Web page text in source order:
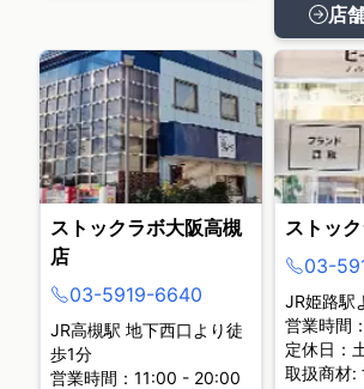
店
ストックラボ大阪高槻
店
03-5919-6640
JR高槻駅 地下西口より徒
歩1分
営業時間：11:00 - 20:00
ストッ
03-
JR姫路駅
営業時間
定休日：
取扱商材: